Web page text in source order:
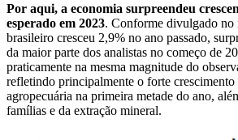
Por aqui, a economia surpreendeu
esperado em 2023. Conforme divulgado
brasileiro cresceu 2,9% no ano passado,
da maior parte dos analistas no começo de
praticamente na mesma magnitude do
refletindo principalmente o forte crescimento
agropecuária na primeira metade do ano,
famílias e da extração mineral.